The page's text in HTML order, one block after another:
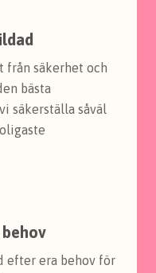
från säkerhet och
bästa
säkerställa såväl
efter era behov för